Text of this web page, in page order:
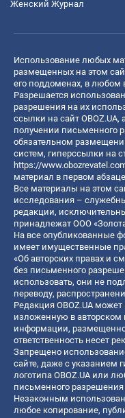
Женский Журнал
Использование любых
размещенных на этом
его поддоменах, в любом
Разрешается
разрешения на их
ссылки на сайт
получении письменного
обязательном
систем, гиперссылки на
https://
материал в первом
Все материалы на этом
исследования –
редакции,
принадлежат ООО
На все опубликованные
имеет имущественные
«Об авторских правах и
без письменного
использовать, они не
переводу,
Редакция OBOZ.UA может
изложенную в авторском
информации,
ответственность несет
Запрещено
сайте, даже с указанием
логотипа OBOZ.UA или
письменного
Незаконным
любое копирование,